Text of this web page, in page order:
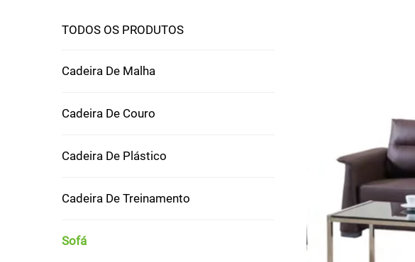
TODOS OS PRODUTOS
Cadeira De Malha
Cadeira De Couro
Cadeira De Plástico
Cadeira De Treinamento
Sofá